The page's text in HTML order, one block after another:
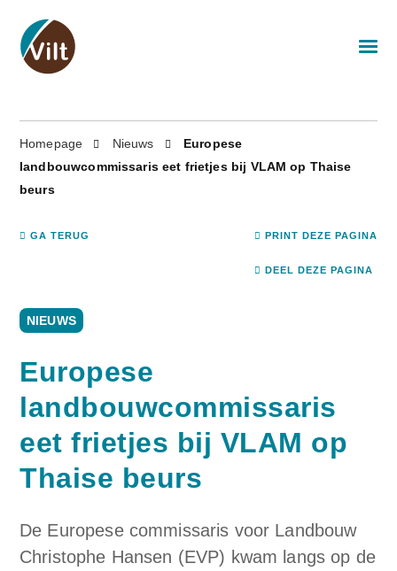
Homepage Nieuws
Europese
landbouwcommissaris eet frietjes bij VLAM op Thaise
beurs
GA TERUG PRINT DEZE PAGINA
DEEL DEZE PAGINA
NIEUWS
Europese
landbouwcommissaris
eet frietjes bij VLAM op
Thaise beurs
De Europese commissaris voor Landbouw
Christophe Hansen (EVP) kwam langs op de